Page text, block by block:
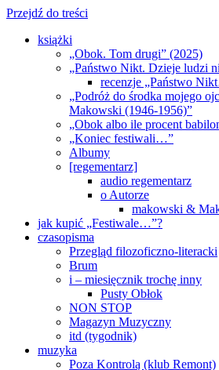
Przejdź do treści
książki
„Obok. Tom drugi” (2025)
„Państwo Nikt. Dzieje ludzi
recenzje „Państwo
„Podróż do środka mojego
Makowski (1946-1956)”
„Obok albo ile procent
„Koniec festiwali…”
Albumy
[regementarz]
audio regementarz
o Autorze
makowski &
jak kupić „Festiwale…”?
czasopisma
Przegląd filozoficzno-literacki
Brum
i – miesięcznik trochę inny
Pusty Obłok
NON STOP
Magazyn Muzyczny
itd (tygodnik)
muzyka
Poza Kontrolą (klub Remont)